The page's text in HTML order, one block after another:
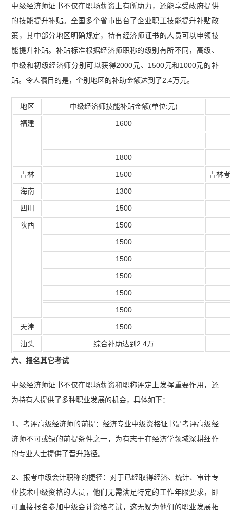
中级经济师证书不仅在职场薪资上有所助力，还能享受政府提供
的技能提升补贴。全国多个省市出台了企业职工技能提升补贴政
策，其中部分地区明确规定，持有经济师证书的人员可以申领技
能提升补贴。补贴标准根据经济师职称的级别有所不同，高级、
中级和初级经济师分别可以获得2000元、1500元和1000元的补
贴。令人瞩目的是，个别地区的补助金额达到了2.4万元。
地区 中级经济师技能补贴金额(单位:元)
福建 1600
1800
吉林 1500 吉林
海南 1300
四川 1500
陕西 1500
1500
1500
1500
1500
1500
天津 1500
汕头 综合补助达到2.4万
六、报名其它考试
中级经济师证书不仅在职场薪资和职称评定上发挥重要作用，还
为持有人提供了多种职业发展的机会，具体如下：
1、考评高级经济师的前提：经济专业中级资格证书是考评高级经
济师不可或缺的前提条件之一，为有志于在经济学领域深耕细作
的专业人士提供了晋升路径。
2、报考中级会计职称的捷径：对于已经取得经济、统计、审计专
业技术中级资格的人员，他们无需满足特定的工作年限要求，即
可直接报名参加中级会计资格考试，这无疑为他们的职业发展拓